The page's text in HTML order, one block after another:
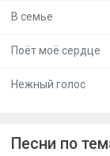
В семье
Поёт моё сердце
Нежный голос
Песни по